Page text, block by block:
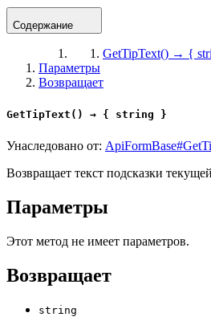
Содержание
GetTipText() → {
Параметры
Возвращает
GetTipText() → { string }
Унаследовано от:
Возвращает текст подсказки
Параметры
Этот метод не имеет параметров.
Возвращает
string